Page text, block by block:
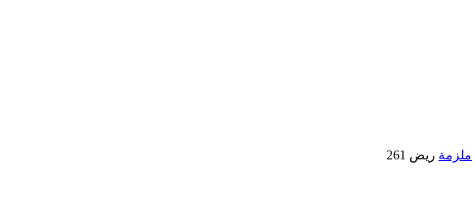
ملزمة ريض 261